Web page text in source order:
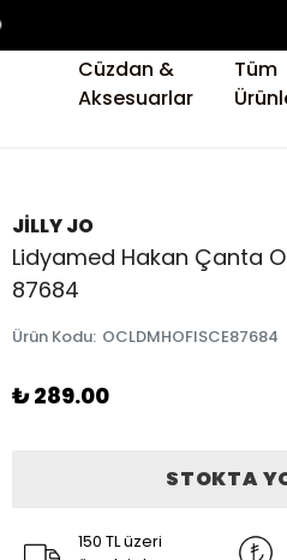
Cüzdan &
Aksesuarlar
Tüm
JİLLY JO
Lidyamed Hakan Çanta
87684
Ürün Kodu: OCLDMHOFISCE87684
₺ 289.00
STOKTA
150 TL üzeri